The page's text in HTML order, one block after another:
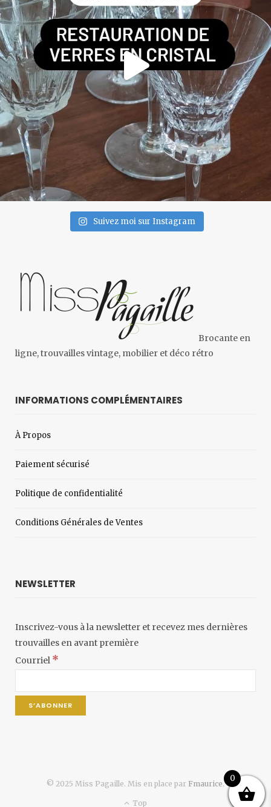
Suivez moi sur Instagram
Brocante en
ligne, trouvailles vintage, mobilier et déco rétro
INFORMATIONS COMPLÉMENTAIRES
À Propos
Paiement sécurisé
Politique de confidentialité
Conditions Générales de Ventes
NEWSLETTER
Inscrivez-vous à la newsletter et recevez mes dernières
trouvailles en avant première
Courriel *
© 2025 Miss Pagaille. Mis en place par Fmaurice.
Top
0